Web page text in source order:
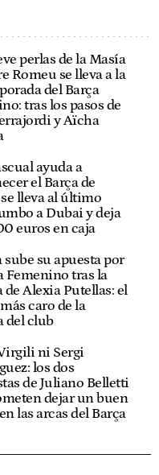
perlas de la Masía
Romeu se lleva a la
del Barça
tras los pasos de
y Aïcha
ayuda a
el Barça de
lleva al último
a Dubai y deja
euros en caja
sube su apuesta por
Femenino tras la
de Alexia Putellas: el
caro de la
del club
ni Sergi
los dos
de Juliano Belletti
dejar un buen
las arcas del Barça